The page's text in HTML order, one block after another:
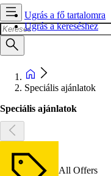
Ugrás a fő tartalomra
Ugrás a kereséshez
Speciális ajánlatok
Speciális ajánlatok
All Offers